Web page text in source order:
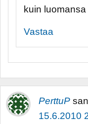
kuin
Vastaa
PerttuP
15.6.2010